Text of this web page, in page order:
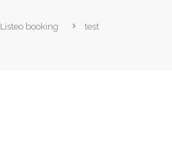
Listeo booking test